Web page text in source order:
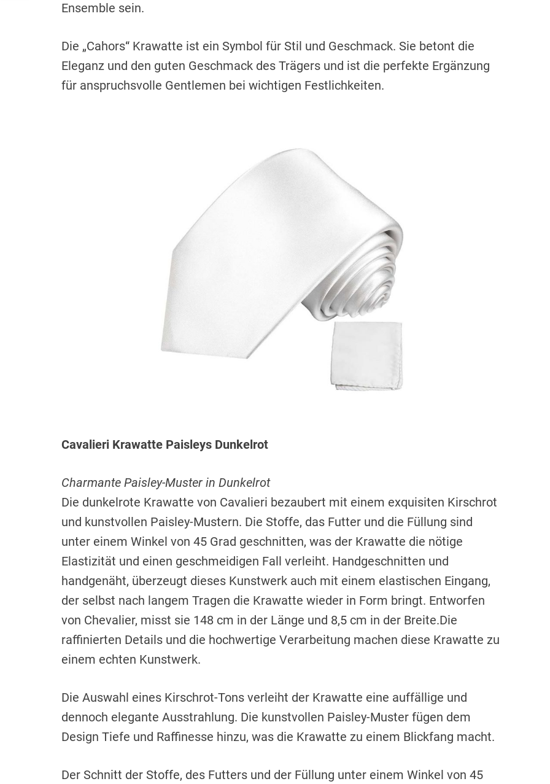
Ensemble sein.
Die „Cahors“ Krawatte ist ein Symbol für Stil und Geschmack. Sie betont die
Eleganz und den guten Geschmack des Trägers und ist die perfekte Ergänzung
für anspruchsvolle Gentlemen bei wichtigen Festlichkeiten.
Cavalieri Krawatte Paisleys Dunkelrot
Charmante Paisley-Muster in Dunkelrot
Die dunkelrote Krawatte von Cavalieri bezaubert mit einem exquisiten Kirschrot
und kunstvollen Paisley-Mustern. Die Stoffe, das Futter und die Füllung sind
unter einem Winkel von 45 Grad geschnitten, was der Krawatte die nötige
Elastizität und einen geschmeidigen Fall verleiht. Handgeschnitten und
handgenäht, überzeugt dieses Kunstwerk auch mit einem elastischen Eingang,
der selbst nach langem Tragen die Krawatte wieder in Form bringt. Entworfen
von Chevalier, misst sie 148 cm in der Länge und 8,5 cm in der Breite.Die
raffinierten Details und die hochwertige Verarbeitung machen diese Krawatte zu
einem echten Kunstwerk.
Die Auswahl eines Kirschrot-Tons verleiht der Krawatte eine auffällige und
dennoch elegante Ausstrahlung. Die kunstvollen Paisley-Muster fügen dem
Design Tiefe und Raffinesse hinzu, was die Krawatte zu einem Blickfang macht.
Der Schnitt der Stoffe, des Futters und der Füllung unter einem Winkel von 45